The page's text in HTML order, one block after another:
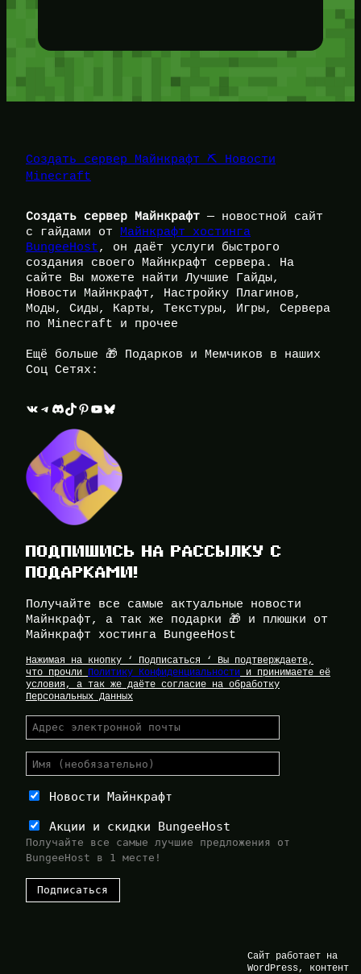
Создать сервер Майнкрафт ⛏️ Новости
Minecraft
Создать сервер Майнкрафт — новостной сайт
с гайдами от
Майнкрафт хостинга
BungeeHost, он даёт услуги быстрого
создания своего Майнкрафт сервера. На
сайте Вы можете найти Лучшие Гайды,
Новости Майнкрафт, Настройку Плагинов,
Моды, Сиды, Карты, Текстуры, Игры, Сервера
по Minecraft и прочее
Ещё больше 🎁 Подарков и Мемчиков в наших
Соц Сетях:
ВКонтакте Telegram Discord TikTok Pinterest YouTube Bluesky
ПОДПИШИСЬ НА РАССЫЛКУ С
ПОДАРКАМИ!
Получайте все самые актуальные новости
Майнкрафт, а так же подарки 🎁 и плюшки от
Майнкрафт хостинга BungeeHost
Нажимая на кнопку ‘ Подписаться ‘ Вы подтверждаете,
что прочли Политику Конфиденциальности и принимаете её
условия, а так же даёте согласие на обработку
Персональных Данных
Новости Майнкрафт
Акции и скидки BungeeHost
Получайте все самые лучшие предложения от
BungeeHost в 1 месте!
Сайт работает на
WordPress, контент